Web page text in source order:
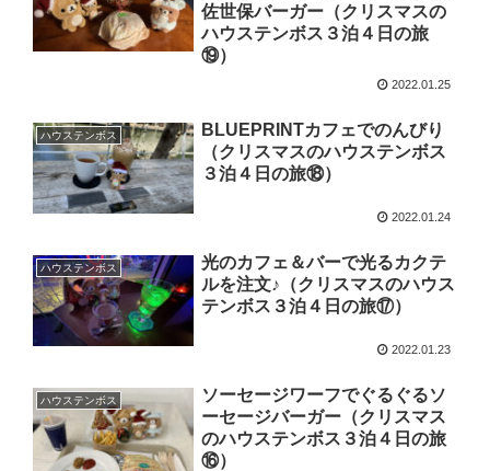
佐世保バーガー（クリスマスの
ハウステンボス３泊４日の旅
⑲）
2022.01.25
ハウステンボス
BLUEPRINTカフェでのんびり
（クリスマスのハウステンボス
３泊４日の旅⑱）
2022.01.24
ハウステンボス
光のカフェ＆バーで光るカクテ
ルを注文♪（クリスマスのハウス
テンボス３泊４日の旅⑰）
2022.01.23
ハウステンボス
ソーセージワーフでぐるぐるソ
ーセージバーガー（クリスマス
のハウステンボス３泊４日の旅
⑯）